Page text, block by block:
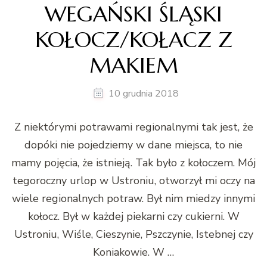
WEGAŃSKI ŚLĄSKI
KOŁOCZ/KOŁACZ Z
MAKIEM
10 grudnia 2018
Z niektórymi potrawami regionalnymi tak jest, że
dopóki nie pojedziemy w dane miejsca, to nie
mamy pojęcia, że istnieją. Tak było z kołoczem. Mój
tegoroczny urlop w Ustroniu, otworzył mi oczy na
wiele regionalnych potraw. Był nim miedzy innymi
kołocz. Był w każdej piekarni czy cukierni. W
Ustroniu, Wiśle, Cieszynie, Pszczynie, Istebnej czy
Koniakowie. W …